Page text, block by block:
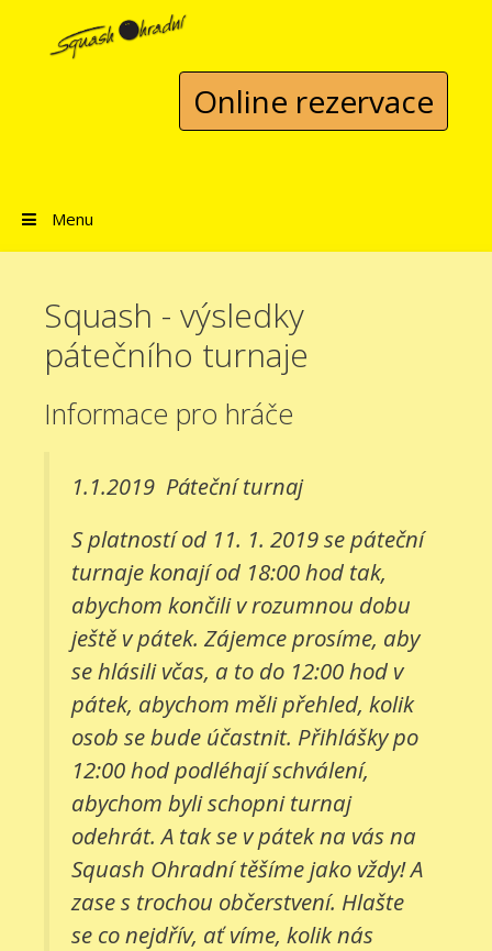
Přeskočit na obsah
Online rezervace
Menu
Squash - výsledky
pátečního turnaje
Informace pro hráče
1.1.2019 Páteční turnaj
S platností od 11. 1. 2019 se páteční
turnaje konají od 18:00 hod tak,
abychom končili v rozumnou dobu
ještě v pátek. Zájemce prosíme, aby
se hlásili včas, a to do 12:00 hod v
pátek, abychom měli přehled, kolik
osob se bude účastnit. Přihlášky po
12:00 hod podléhají schválení,
abychom byli schopni turnaj
odehrát. A tak se v pátek na vás na
Squash Ohradní těšíme jako vždy! A
zase s trochou občerstvení. Hlašte
se co nejdřív, ať víme, kolik nás